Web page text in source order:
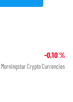
-0,10%
Morningstar Crypto Currencies